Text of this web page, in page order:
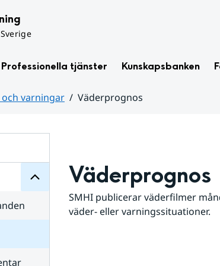
Professionella tjänster Kunskapsbanken
varningar
Väderprognos
för
varningar
Väderprognos
SMHI publicerar väderfilmer
väder- eller varningssituationer.